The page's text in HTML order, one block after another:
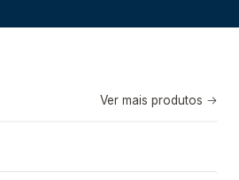
Ver mais produtos